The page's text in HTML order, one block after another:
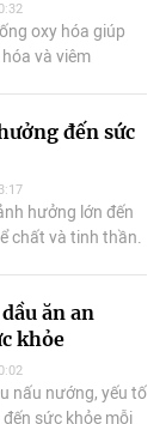
oxy hóa giúp
và viêm
đến sức
hưởng lớn đến
chất và tinh thần.
ăn an
khỏe
nấu nướng, yếu tố
sức khỏe mỗi